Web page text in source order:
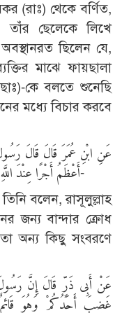
(রাঃ) থেকে বর্ণিত,
ছেলেকে লিখে
ছিলেন যে,
মাঝে ফায়ছালা
কে বলতে শুনেছি
মধ্যে বিচার করবে
عَنِ ابْنِ عُمَرَ قَالَ قَالَ
أَعْظَمُ أَجْرًا عِنْدَ اللَّهِ مِنْ جُرْعَةِ غَيْظٍ كَظَمَهَا عَبْدٌ ابْتِغَاءَ وَجْهِ اللَّهِ-
বলেন, রাসূলুল্লাহ
জন্য বান্দার ক্রোধ
অন্য কিছু সংবরণে
غَضِبَ أَحَدُكُمْ وَهُوَ